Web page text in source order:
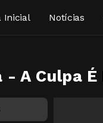
Inicial Notícias
- A Culpa É